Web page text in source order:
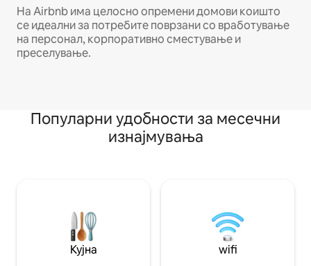
На Airbnb има целосно опремени домови коишто
се идеални за потребите поврзани со вработување
на персонал, корпоративно сместување и
преселување.
Популарни удобности за месечни
изнајмувања
Кујна wifi